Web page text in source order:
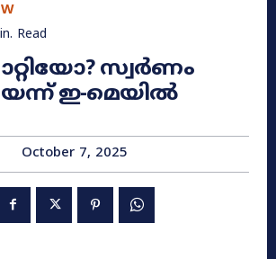
Read
സ്വർണം
ഇ-മെയിൽ
October 7, 2025